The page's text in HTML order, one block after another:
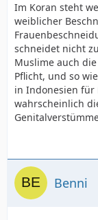
Im Koran steht
weiblicher
schneidet nicht
Muslime auch
Pflicht, und so
in Indonesien für
wahrscheinlich
Benni